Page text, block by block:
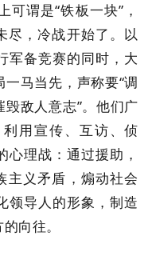
谓是“铁板一块”，
尽，冷战开始了。以
军备竞赛的同时，大
马当先，声称要“调
敌人意志”。他们广
用宣传、互访、侦
理战：通过援助，
主义矛盾，煽动社会
领导人的形象，制造
向往。